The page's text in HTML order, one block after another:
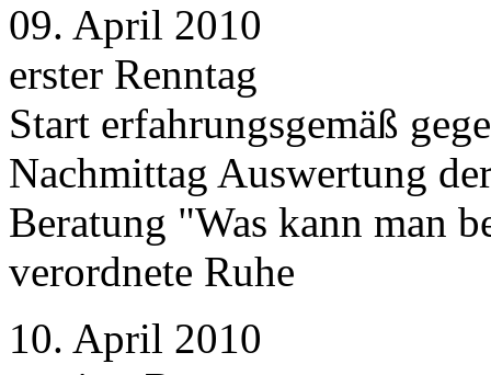
09. April 2010
erster Renntag
Start erfahrungsgemäß
Nachmittag Auswertung
Beratung "Was kann man
verordnete Ruhe
10. April 2010